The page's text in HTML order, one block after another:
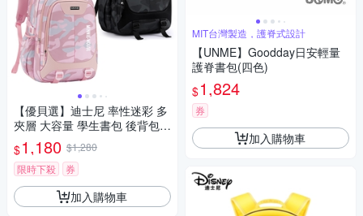
【優貝選】迪士尼 率性迷彩 多
夾層 大容量 學生書包 後背包 3
-6年級適用
$1,180 $1,280
限時下殺
券
加入購物車
MIT台灣製造，護脊式設計
【UNME】Goodday日安輕量
護脊書包(四色)
$1,824
券
加入購物車